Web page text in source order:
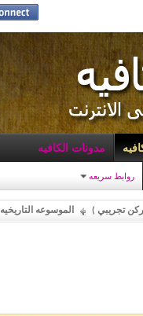
روابط سريعه
مدونات الكافيه
تجريبي ) الموسوعه التاريخيه